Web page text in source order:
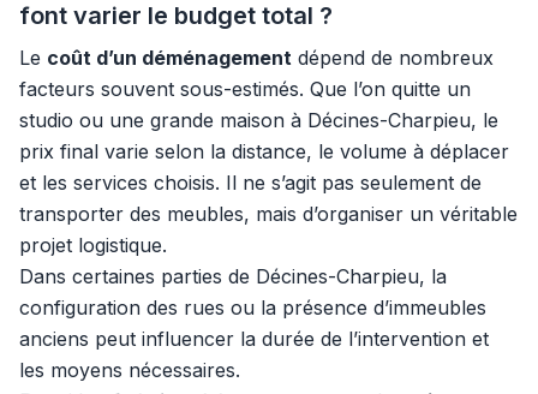
font varier le budget total ?
Le coût d’un déménagement dépend de nombreux
facteurs souvent sous-estimés. Que l’on quitte un
studio ou une grande maison à Décines-Charpieu, le
prix final varie selon la distance, le volume à déplacer
et les services choisis. Il ne s’agit pas seulement de
transporter des meubles, mais d’organiser un véritable
projet logistique.
Dans certaines parties de Décines-Charpieu, la
configuration des rues ou la présence d’immeubles
anciens peut influencer la durée de l’intervention et
les moyens nécessaires.